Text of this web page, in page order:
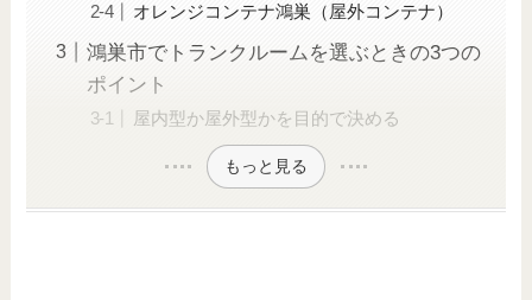
オレンジコンテナ鴻巣（屋外コンテナ）
鴻巣市でトランクルームを選ぶときの3つの
ポイント
屋内型か屋外型かを目的で決める
もっと見る